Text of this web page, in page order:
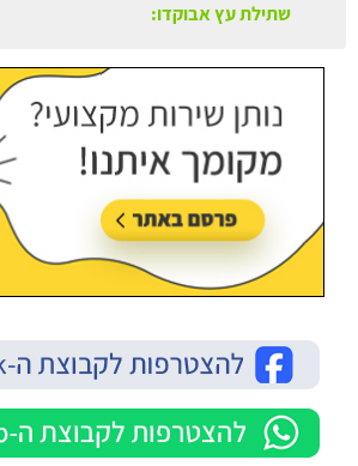
שתילת עץ אבוקדו: